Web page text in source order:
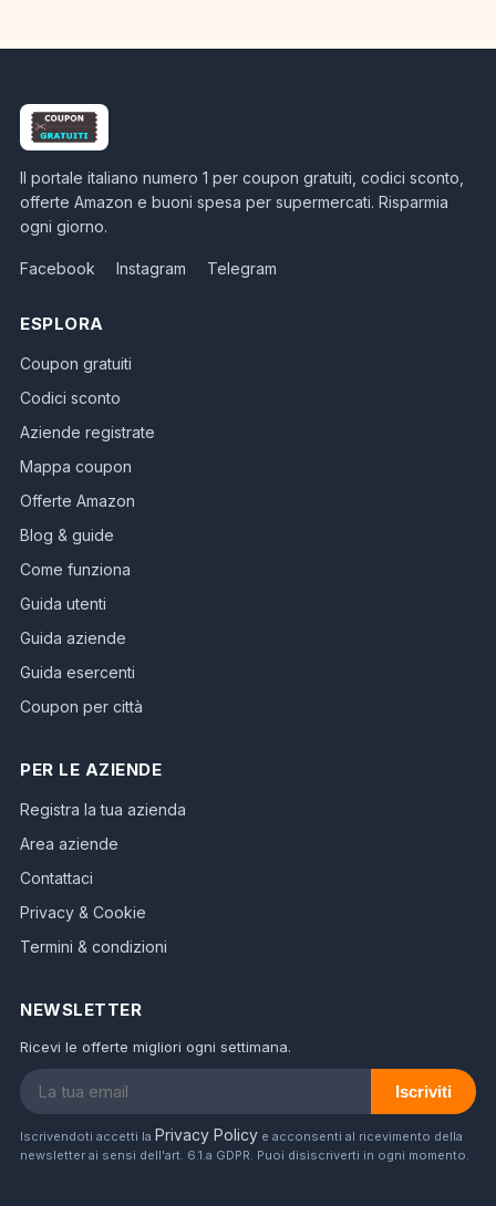
Il portale italiano numero 1 per coupon gratuiti, codici sconto,
offerte Amazon e buoni spesa per supermercati. Risparmia
ogni giorno.
Facebook Instagram Telegram
ESPLORA
Coupon gratuiti
Codici sconto
Aziende registrate
Mappa coupon
Offerte Amazon
Blog & guide
Come funziona
Guida utenti
Guida aziende
Guida esercenti
Coupon per città
PER LE AZIENDE
Registra la tua azienda
Area aziende
Contattaci
Privacy & Cookie
Termini & condizioni
NEWSLETTER
Ricevi le offerte migliori ogni settimana.
Iscriviti
Iscrivendoti accetti la Privacy Policy e acconsenti al ricevimento della
newsletter ai sensi dell'art. 6.1.a GDPR. Puoi disiscriverti in ogni momento.